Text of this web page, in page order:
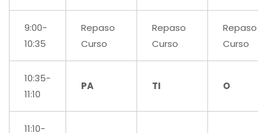
9:00-
10:35
Repaso
Curso
Repaso
Curso
Repaso
Curso
10:35-
11:10
PA TI O
11:10-